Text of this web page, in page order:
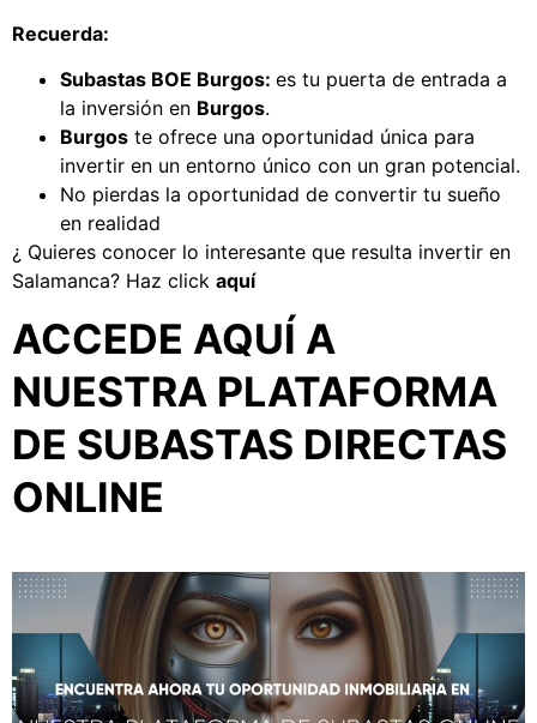
Recuerda:
Subastas BOE Burgos: es tu puerta de entrada a
la inversión en Burgos.
Burgos te ofrece una oportunidad única para
invertir en un entorno único con un gran potencial.
No pierdas la oportunidad de convertir tu sueño
en realidad
¿ Quieres conocer lo interesante que resulta invertir en
Salamanca? Haz click aquí
ACCEDE AQUÍ A
NUESTRA PLATAFORMA
DE SUBASTAS DIRECTAS
ONLINE